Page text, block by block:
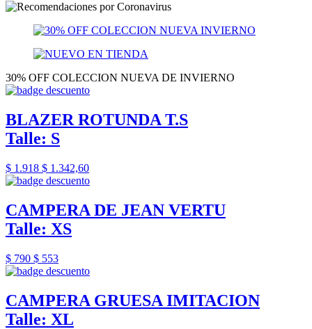
30% OFF COLECCION NUEVA DE INVIERNO
BLAZER ROTUNDA T.S
Talle: S
$ 1.918 $ 1.342,60
CAMPERA DE JEAN VERTU
Talle: XS
$ 790 $ 553
CAMPERA GRUESA IMITACION
Talle: XL